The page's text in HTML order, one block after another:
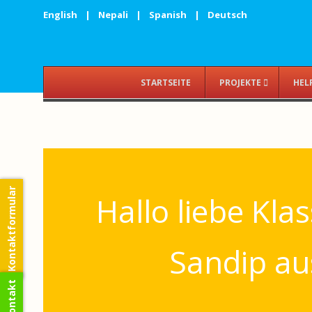
English | Nepali | Spanish | Deutsch
STARTSEITE PROJEKTE
Hallo liebe
Sandip
Kontaktformular